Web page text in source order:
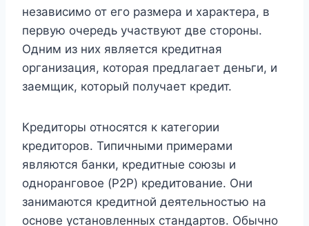
независимо от его размера и характера, в
первую очередь участвуют две стороны.
Одним из них является кредитная
организация, которая предлагает деньги, и
заемщик, который получает кредит.
Кредиторы относятся к категории
кредиторов. Типичными примерами
являются банки, кредитные союзы и
одноранговое (P2P) кредитование. Они
занимаются кредитной деятельностью на
основе установленных стандартов. Обычно